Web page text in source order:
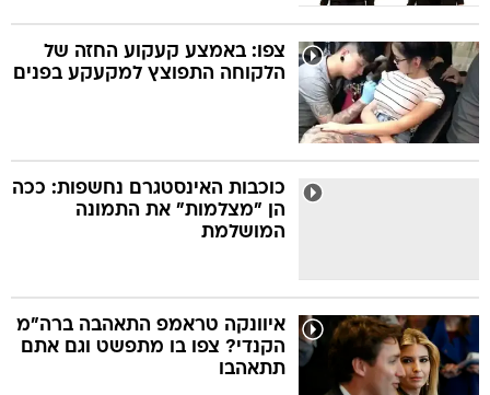
צפו: באמצע קעקוע החזה של
הלקוחה התפוצץ למקעקע בפנים
כוכבות האינסטגרם נחשפות: ככה
הן "מצלמות" את התמונה
המושלמת
איוונקה טראמפ התאהבה ברה"מ
הקנדי? צפו בו מתפשט וגם אתם
תתאהבו